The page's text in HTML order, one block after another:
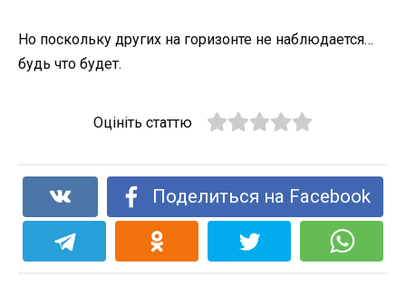
Но поскольку других на горизонте не наблюдается…
будь что будет.
Оцініть статтю
Поделиться на Facebook